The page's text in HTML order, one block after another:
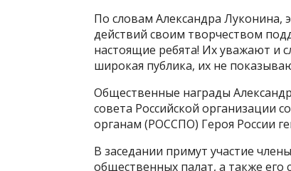
По словам Александра Луконина,
действий своим творчеством
настоящие ребята! Их уважают и
широкая публика, их не
Общественные награды
совета Российской организации
органам (РОССПО) Героя России
В заседании примут участие
общественных палат, а также его